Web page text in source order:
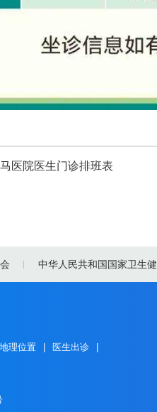
医院医生门诊排班表
中华人民共和国国家卫生
地理位置 医生出诊